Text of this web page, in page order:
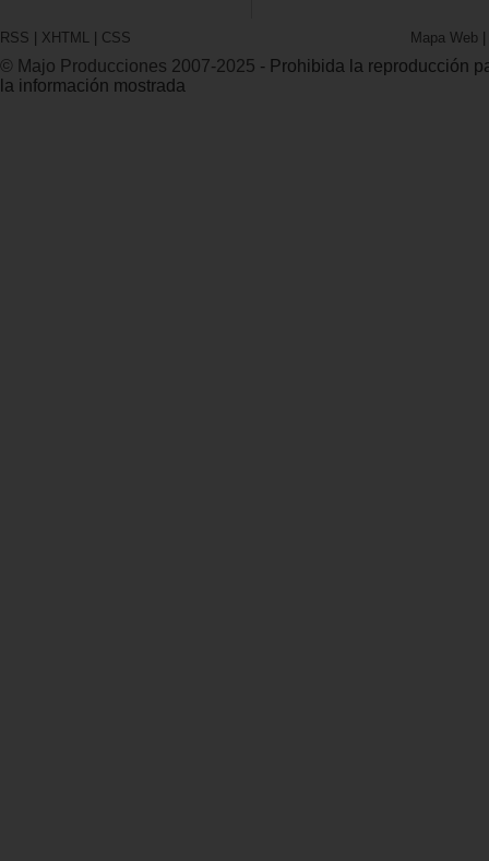
RSS XHTML CSS Mapa Web
© Majo Producciones 2007-2025 - Prohibida la reproducción
la información mostrada